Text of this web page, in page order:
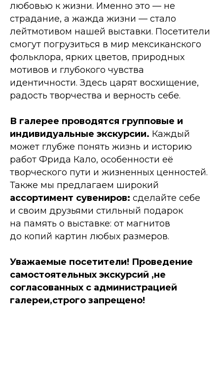
любовью к жизни. Именно это — не
страдание, а жажда жизни — стало
лейтмотивом нашей выставки. Посетители
смогут погрузиться в мир мексиканского
фольклора, ярких цветов, природных
мотивов и глубокого чувства
идентичности. Здесь царят восхищение,
радость творчества и верность себе.
В галерее проводятся групповые и
индивидуальные экскурсии. Каждый
может глубже понять жизнь и историю
работ Фрида Кало, особенности её
творческого пути и жизненных ценностей.
Также мы предлагаем широкий
ассортимент сувениров: сделайте себе
и своим друзьями стильный подарок
на память о выставке: от магнитов
до копий картин любых размеров.
Уважаемые посетители! Проведение
самостоятельных экскурсий ,не
согласованных с администрацией
галереи,строго запрещено!